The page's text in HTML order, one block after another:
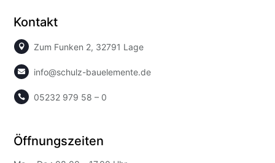
Kontakt
 Zum Funken 2, 32791 Lage
 info@schulz-bauelemente.de
 05232 979 58 – 0
Öffnungszeiten